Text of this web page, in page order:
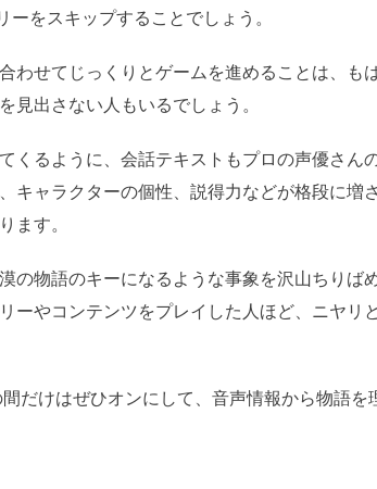
をスキップすることでしょう。
わせてじっくりとゲームを進めることは、も
出さない人もいるでしょう。
くるように、会話テキストもプロの声優さん
キャラクターの個性、説得力などが格段に増
ます。
の物語のキーになるような事象を沢山ちりば
ーやコンテンツをプレイした人ほど、ニヤリ
だけはぜひオンにして、音声情報から物語を